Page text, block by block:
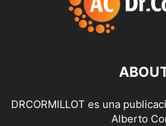
DRCORMILLOT es una
Alberto